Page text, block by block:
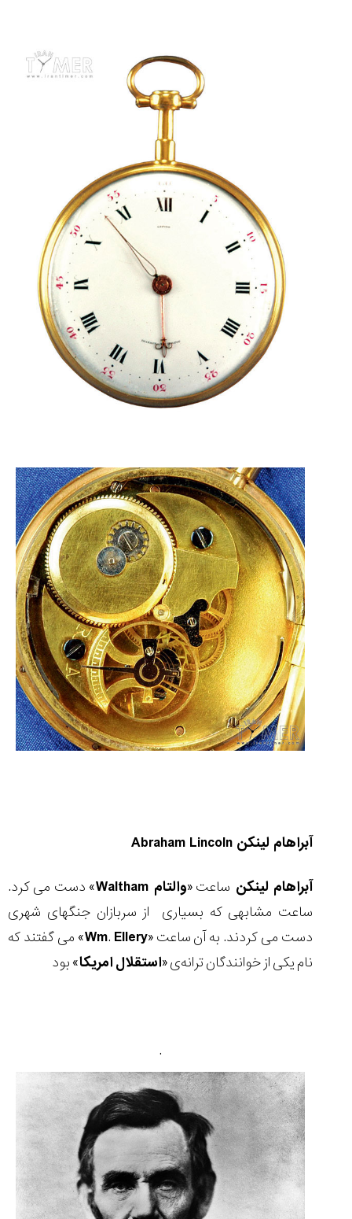
آبراهام لینکن Abraham Lincoln
آبراهام لینکن ساعت «والتام Waltham» دست می کرد.
ساعت مشابهی که بسیاری از سربازان جنگهای شهری
دست می کردند. به آن ساعت «
Wm. Ellery
» می گفتند که
نام یکی از خوانندگان ترانه‌ی «استقلالامریکا» بود
.